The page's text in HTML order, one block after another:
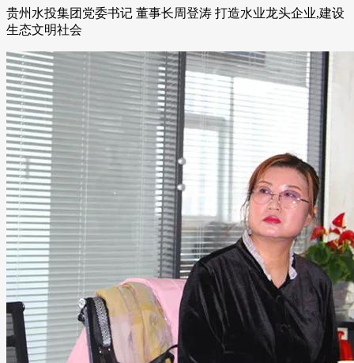
贵州水投集团党委书记 董事长周登涛 打造水业龙头企业,建设
生态文明社会